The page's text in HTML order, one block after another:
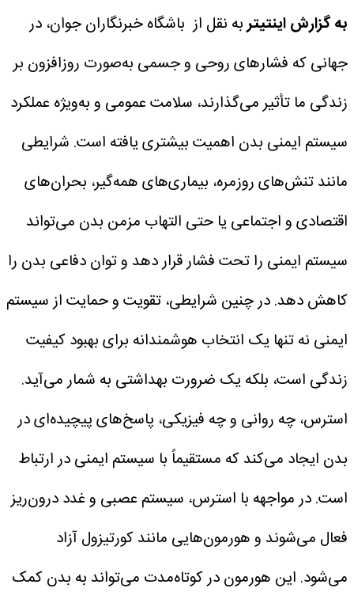
به گزارش اینتیتربه نقل از باشگاه خبرنگاران جوان، در
جهانی که فشار‌های روحی و جسمی به‌صورت روزافزون بر
زندگی ما تأثیر می‌گذارند، سلامت عمومی و به‌ویژه عملکرد
سیستم ایمنی بدن اهمیت بیشتری یافته است. شرایطی
مانند تنش‌های روزمره، بیماری‌های همه‌گیر، بحران‌های
اقتصادی و اجتماعی یا حتی التهاب مزمن بدن می‌تواند
سیستم ایمنی را تحت فشار قرار دهد و توان دفاعی بدن را
کاهش دهد. در چنین شرایطی، تقویت و حمایت از سیستم
ایمنی نه تنها یک انتخاب هوشمندانه برای بهبود کیفیت
زندگی است، بلکه یک ضرورت بهداشتی به شمار می‌آید.
استرس، چه روانی و چه فیزیکی، پاسخ‌های پیچیده‌ای در
بدن ایجاد می‌کند که مستقیماً با سیستم ایمنی در ارتباط
است. در مواجهه با استرس، سیستم عصبی و غدد درون‌ریز
فعال می‌شوند و هورمون‌هایی مانند کورتیزول آزاد
می‌شود. این هورمون در کوتاه‌مدت می‌تواند به بدن کمک